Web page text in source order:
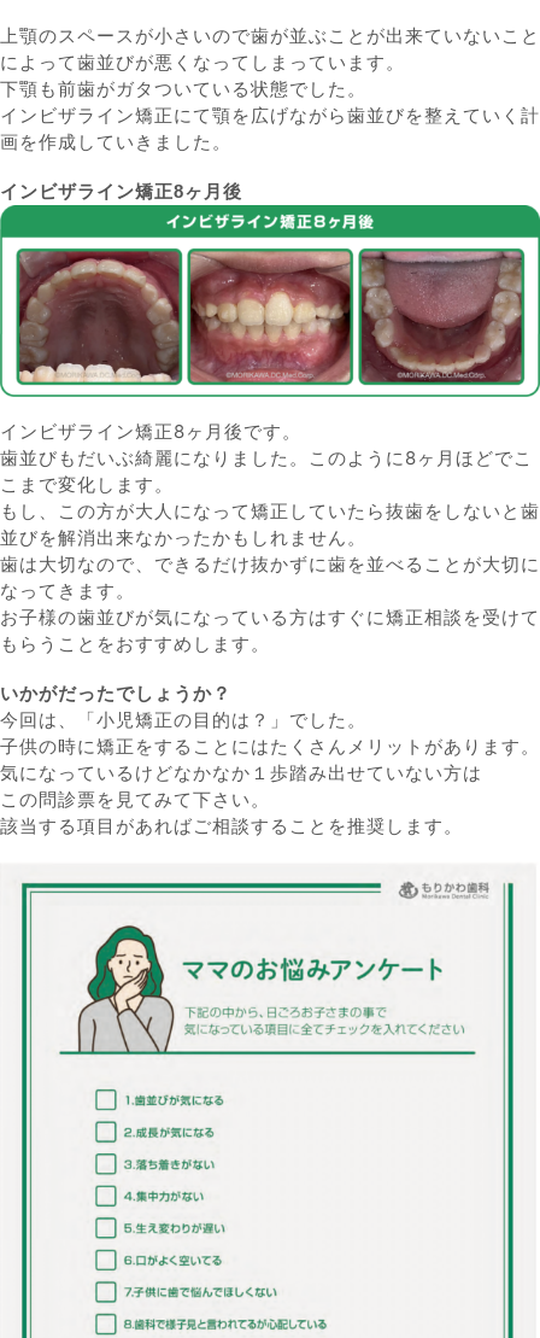
上顎のスペースが小さいので歯が並ぶことが出来ていないこと
によって歯並びが悪くなってしまっています。
下顎も前歯がガタついている状態でした。
インビザライン矯正にて顎を広げながら歯並びを整えていく計
画を作成していきました。
インビザライン矯正8ヶ月後
インビザライン矯正8ヶ月後です。
歯並びもだいぶ綺麗になりました。このように8ヶ月ほどでこ
こまで変化します。
もし、この方が大人になって矯正していたら抜歯をしないと歯
並びを解消出来なかったかもしれません。
歯は大切なので、できるだけ抜かずに歯を並べることが大切に
なってきます。
お子様の歯並びが気になっている方はすぐに矯正相談を受けて
もらうことをおすすめします。
いかがだったでしょうか？
今回は、「小児矯正の目的は？」でした。
子供の時に矯正をすることにはたくさんメリットがあります。
気になっているけどなかなか１歩踏み出せていない方は
この問診票を見てみて下さい。
該当する項目があればご相談することを推奨します。